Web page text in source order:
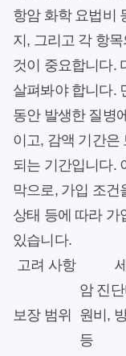
항암 화학 요법비
지, 그리고 각 항
것이 중요합니다.
살펴봐야 합니다.
동안 발생한 질병
이고, 감액 기간은
되는 기간입니다.
막으로, 가입 조건
상태 등에 따라 가
있습니다.
고려 사항
보장 범위
암 진
원비,
등